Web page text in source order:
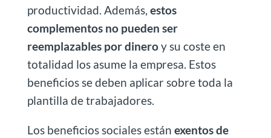
productividad. Además, estos
complementos no pueden ser
reemplazables por dineroy su coste en
totalidad los asume la empresa. Estos
beneficios se deben aplicar sobre toda la
plantilla de trabajadores.
Los beneficios sociales están exentos de